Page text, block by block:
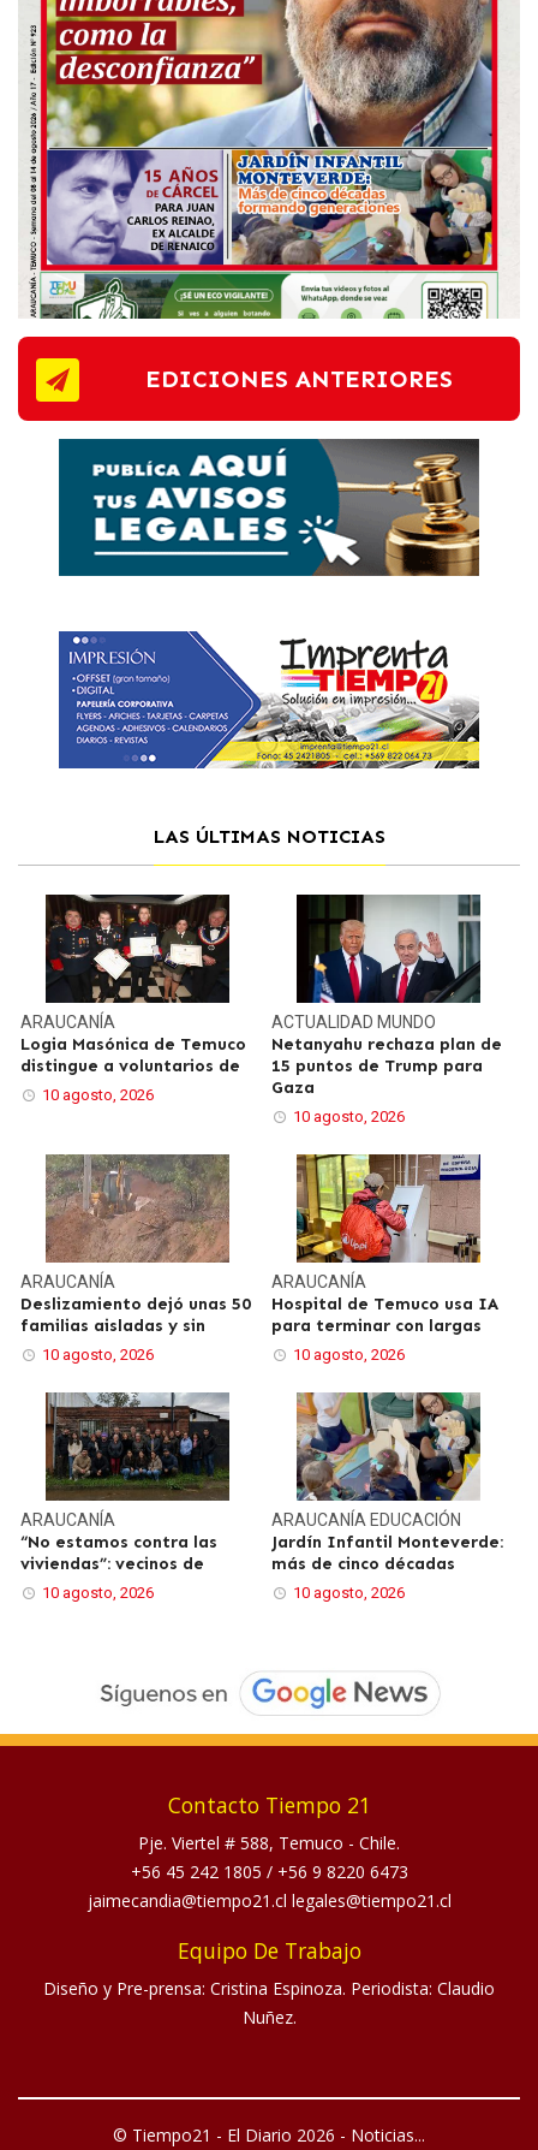
EDICIONES ANTERIORES
LAS ÚLTIMAS NOTICIAS
ARAUCANÍA
Logia Masónica de Temuco
distingue a voluntarios de
10 agosto, 2026
ACTUALIDAD MUNDO
Netanyahu rechaza plan de
15 puntos de Trump para
Gaza
10 agosto, 2026
ARAUCANÍA
Deslizamiento dejó unas 50
familias aisladas y sin
10 agosto, 2026
ARAUCANÍA
Hospital de Temuco usa IA
para terminar con largas
10 agosto, 2026
ARAUCANÍA
“No estamos contra las
viviendas”: vecinos de
10 agosto, 2026
ARAUCANÍA EDUCACIÓN
Jardín Infantil Monteverde:
más de cinco décadas
10 agosto, 2026
Contacto Tiempo 21
Pje. Viertel # 588, Temuco - Chile.
+56 45 242 1805 / +56 9 8220 6473
jaimecandia@tiempo21.cl legales@tiempo21.cl
Equipo De Trabajo
Diseño y Pre-prensa: Cristina Espinoza. Periodista: Claudio
Nuñez.
© Tiempo21 - El Diario 2026 - Noticias...